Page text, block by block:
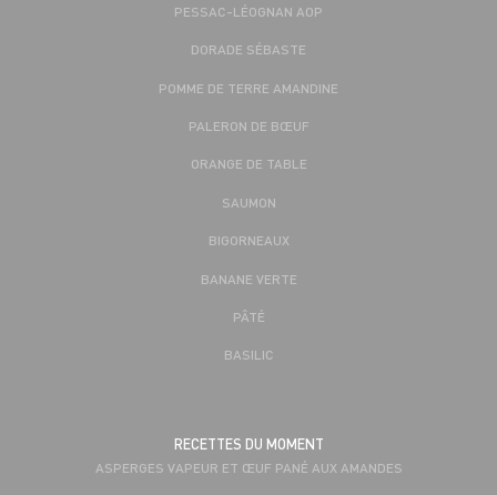
PESSAC-LÉOGNAN AOP
DORADE SÉBASTE
POMME DE TERRE AMANDINE
PALERON DE BŒUF
ORANGE DE TABLE
SAUMON
BIGORNEAUX
BANANE VERTE
PÂTÉ
BASILIC
RECETTES DU MOMENT
ASPERGES VAPEUR ET ŒUF PANÉ AUX AMANDES